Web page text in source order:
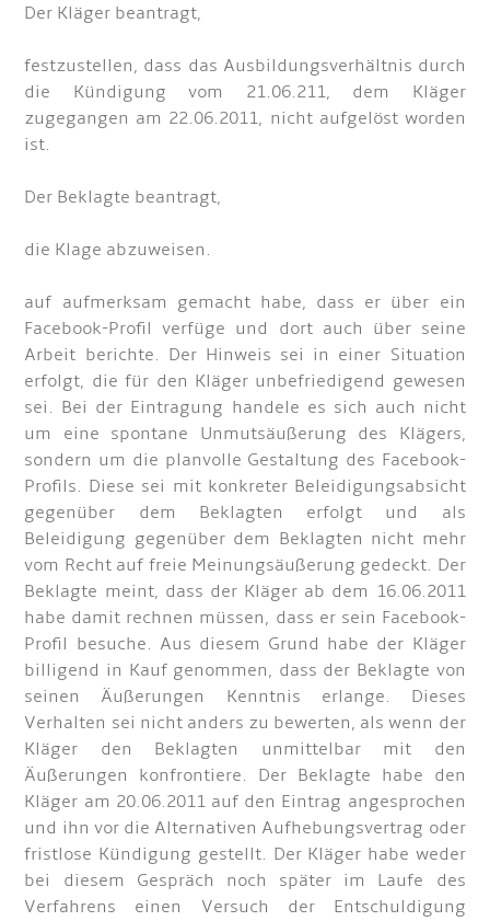
Der Kläger beantragt,
festzustellen, dass das Ausbildungsverhältnis durch
die Kündigung vom 21.06.211, dem Kläger
zugegangen am 22.06.2011, nicht aufgelöst worden
ist.
Der Beklagte beantragt,
die Klage abzuweisen.
auf aufmerksam gemacht habe, dass er über ein
Facebook-Profil verfüge und dort auch über seine
Arbeit berichte. Der Hinweis sei in einer Situation
erfolgt, die für den Kläger unbefriedigend gewesen
sei. Bei der Eintragung handele es sich auch nicht
um eine spontane Unmutsäußerung des Klägers,
sondern um die planvolle Gestaltung des Facebook-
Profils. Diese sei mit konkreter Beleidigungsabsicht
gegenüber dem Beklagten erfolgt und als
Beleidigung gegenüber dem Beklagten nicht mehr
vom Recht auf freie Meinungsäußerung gedeckt. Der
Beklagte meint, dass der Kläger ab dem 16.06.2011
habe damit rechnen müssen, dass er sein Facebook-
Profil besuche. Aus diesem Grund habe der Kläger
billigend in Kauf genommen, dass der Beklagte von
seinen Äußerungen Kenntnis erlange. Dieses
Verhalten sei nicht anders zu bewerten, als wenn der
Kläger den Beklagten unmittelbar mit den
Äußerungen konfrontiere. Der Beklagte habe den
Kläger am 20.06.2011 auf den Eintrag angesprochen
und ihn vor die Alternativen Aufhebungsvertrag oder
fristlose Kündigung gestellt. Der Kläger habe weder
bei diesem Gespräch noch später im Laufe des
Verfahrens einen Versuch der Entschuldigung